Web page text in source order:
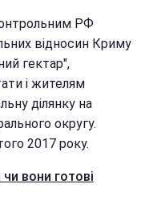
РФ
відносин Криму
гектар",
і жителям
ділянку на
округу.
2017 року.
вони готові